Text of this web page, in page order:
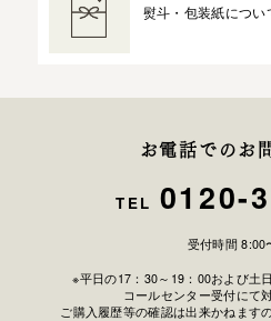
熨斗・包装紙につい
お電話でのお
TEL 0120-
受付時間 8:00
※平日の17：30～19：00および土
コールセンター受付にて
ご購入履歴等の確認は出来かねます